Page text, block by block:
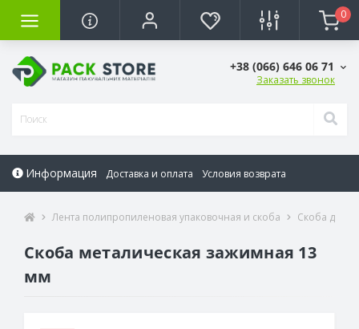
0
+38 (066) 646 06 71
Заказать звонок
Информация Доставка и оплата Условия возврата
Лента полипропиленовая упаковочная и скоба Скоба для
Скоба металическая зажимная 13
мм